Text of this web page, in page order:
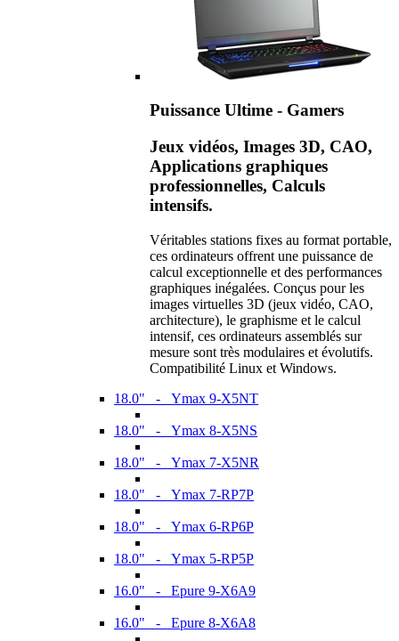
Puissance Ultime - Gamers
Jeux vidéos, Images 3D, CAO,
Applications graphiques
professionnelles, Calculs
intensifs.
Véritables stations fixes au format portable,
ces ordinateurs offrent une puissance de
calcul exceptionnelle et des performances
graphiques inégalées. Conçus pour les
images virtuelles 3D (jeux vidéo, CAO,
architecture), le graphisme et le calcul
intensif, ces ordinateurs assemblés sur
mesure sont très modulaires et évolutifs.
Compatibilité Linux et Windows.
18.0" - Ymax 9-X5NT
18.0" - Ymax 8-X5NS
18.0" - Ymax 7-X5NR
18.0" - Ymax 7-RP7P
18.0" - Ymax 6-RP6P
18.0" - Ymax 5-RP5P
16.0" - Epure 9-X6A9
16.0" - Epure 8-X6A8